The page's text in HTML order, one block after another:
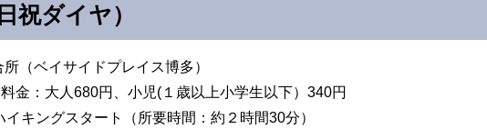
祝ダイヤ）
（ベイサイドプレイス博多）
金：大人680円、小児(１歳以上小学生以下）340円
ングスタート（所要時間：約２時間30分）